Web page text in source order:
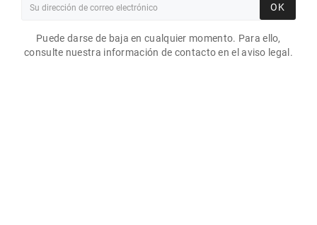
OK
Puede darse de baja en cualquier momento. Para ello,
consulte nuestra información de contacto en el aviso legal.